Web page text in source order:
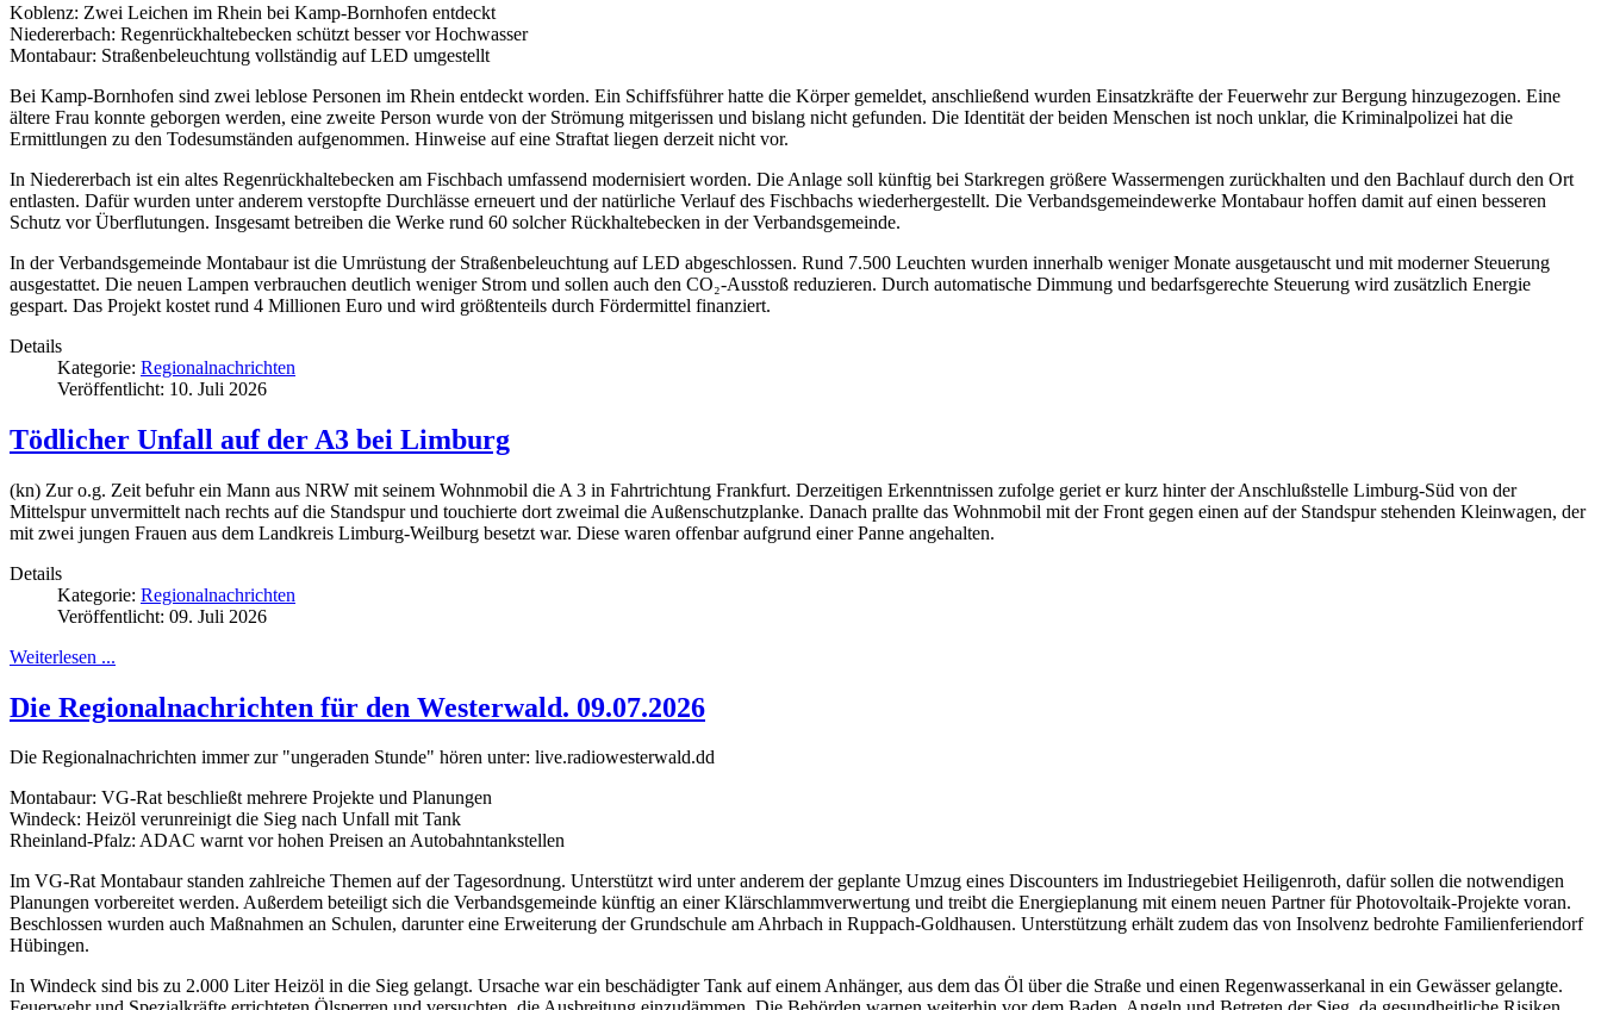
Koblenz: Zwei Leichen im Rhein bei Kamp-Bornhofen entdeckt
Niedererbach: Regenrückhaltebecken schützt besser vor Hochwasser
Montabaur: Straßenbeleuchtung vollständig auf LED umgestellt
Bei Kamp-Bornhofen sind zwei leblose Personen im Rhein entdeckt worden. Ein Schiffsführer hatte die Körper gemeldet, anschließend wurden Einsatzkräfte der Feuerwehr zur Bergung hinzugezogen. Eine
ältere Frau konnte geborgen werden, eine zweite Person wurde von der Strömung mitgerissen und bislang nicht gefunden. Die Identität der beiden Menschen ist noch unklar, die Kriminalpolizei hat die
Ermittlungen zu den Todesumständen aufgenommen. Hinweise auf eine Straftat liegen derzeit nicht vor.
In Niedererbach ist ein altes Regenrückhaltebecken am Fischbach umfassend modernisiert worden. Die Anlage soll künftig bei Starkregen größere Wassermengen zurückhalten und den Bachlauf durch den Ort
entlasten. Dafür wurden unter anderem verstopfte Durchlässe erneuert und der natürliche Verlauf des Fischbachs wiederhergestellt. Die Verbandsgemeindewerke Montabaur hoffen damit auf einen besseren
Schutz vor Überflutungen. Insgesamt betreiben die Werke rund 60 solcher Rückhaltebecken in der Verbandsgemeinde.
In der Verbandsgemeinde Montabaur ist die Umrüstung der Straßenbeleuchtung auf LED abgeschlossen. Rund 7.500 Leuchten wurden innerhalb weniger Monate ausgetauscht und mit moderner Steuerung
ausgestattet. Die neuen Lampen verbrauchen deutlich weniger Strom und sollen auch den CO₂-Ausstoß reduzieren. Durch automatische Dimmung und bedarfsgerechte Steuerung wird zusätzlich Energie
gespart. Das Projekt kostet rund 4 Millionen Euro und wird größtenteils durch Fördermittel finanziert.
Details
Kategorie: Regionalnachrichten
Veröffentlicht: 10. Juli 2026
Tödlicher Unfall auf der A3 bei Limburg
(kn) Zur o.g. Zeit befuhr ein Mann aus NRW mit seinem Wohnmobil die A 3 in Fahrtrichtung Frankfurt. Derzeitigen Erkenntnissen zufolge geriet er kurz hinter der Anschlußstelle Limburg-Süd von der
Mittelspur unvermittelt nach rechts auf die Standspur und touchierte dort zweimal die Außenschutzplanke. Danach prallte das Wohnmobil mit der Front gegen einen auf der Standspur stehenden Kleinwagen, der
mit zwei jungen Frauen aus dem Landkreis Limburg-Weilburg besetzt war. Diese waren offenbar aufgrund einer Panne angehalten.
Details
Kategorie: Regionalnachrichten
Veröffentlicht: 09. Juli 2026
Weiterlesen ...
Die Regionalnachrichten für den Westerwald. 09.07.2026
Die Regionalnachrichten immer zur "ungeraden Stunde" hören unter: live.radiowesterwald.dd
Montabaur: VG-Rat beschließt mehrere Projekte und Planungen
Windeck: Heizöl verunreinigt die Sieg nach Unfall mit Tank
Rheinland-Pfalz: ADAC warnt vor hohen Preisen an Autobahntankstellen
Im VG-Rat Montabaur standen zahlreiche Themen auf der Tagesordnung. Unterstützt wird unter anderem der geplante Umzug eines Discounters im Industriegebiet Heiligenroth, dafür sollen die notwendigen
Planungen vorbereitet werden. Außerdem beteiligt sich die Verbandsgemeinde künftig an einer Klärschlammverwertung und treibt die Energieplanung mit einem neuen Partner für Photovoltaik-Projekte voran.
Beschlossen wurden auch Maßnahmen an Schulen, darunter eine Erweiterung der Grundschule am Ahrbach in Ruppach-Goldhausen. Unterstützung erhält zudem das von Insolvenz bedrohte Familienferiendorf
Hübingen.
In Windeck sind bis zu 2.000 Liter Heizöl in die Sieg gelangt. Ursache war ein beschädigter Tank auf einem Anhänger, aus dem das Öl über die Straße und einen Regenwasserkanal in ein Gewässer gelangte.